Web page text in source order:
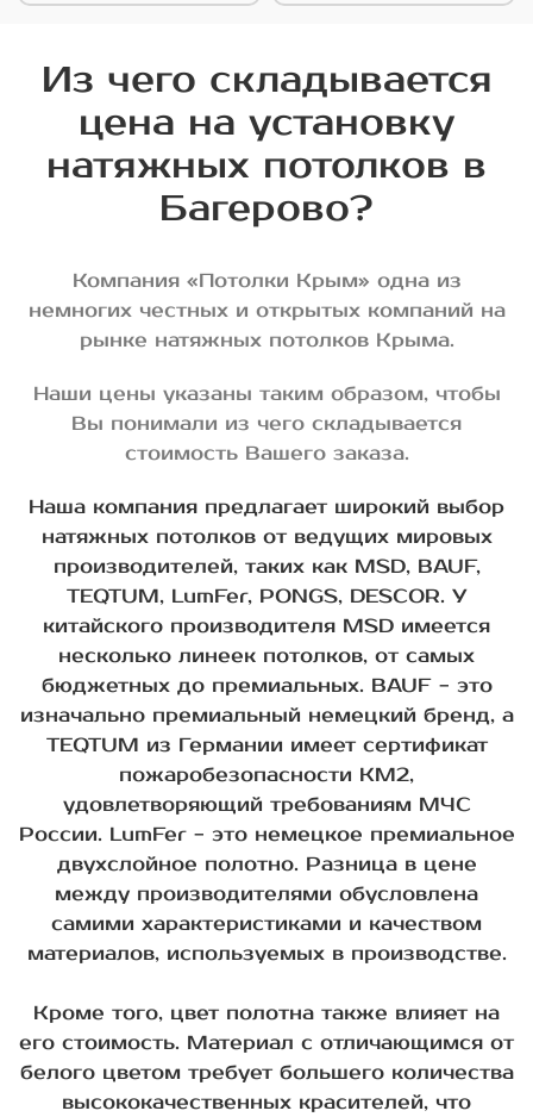
Из чего складывается
цена на установку
натяжных потолков в
Багерово?
Компания «Потолки Крым» одна из
немногих честных и открытых компаний на
рынке натяжных потолков Крыма.
Наши цены указаны таким образом, чтобы
Вы понимали из чего складывается
стоимость Вашего заказа.
Наша компания предлагает широкий выбор
натяжных потолков от ведущих мировых
производителей, таких как MSD, BAUF,
TEQTUM, LumFer, PONGS, DESCOR. У
китайского производителя MSD имеется
несколько линеек потолков, от самых
бюджетных до премиальных. BAUF - это
изначально премиальный немецкий бренд, а
TEQTUM из Германии имеет сертификат
пожаробезопасности КМ2,
удовлетворяющий требованиям МЧС
России. LumFer - это немецкое премиальное
двухслойное полотно. Разница в цене
между производителями обусловлена
самими характеристиками и качеством
материалов, используемых в производстве.
Кроме того, цвет полотна также влияет на
его стоимость. Материал с отличающимся от
белого цветом требует большего количества
высококачественных красителей, что